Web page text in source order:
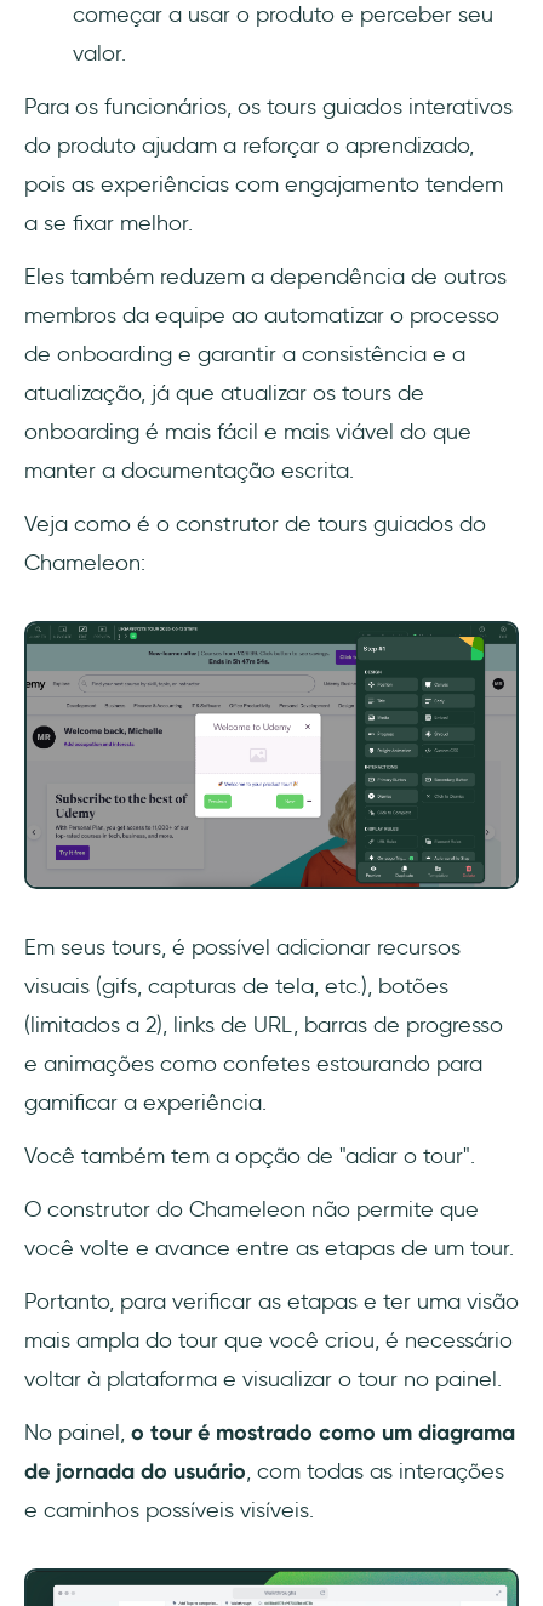
começar a usar o produto e perceber seu
valor.
Para os funcionários, os tours guiados interativos
do produto ajudam a reforçar o aprendizado,
pois as experiências com engajamento tendem
a se fixar melhor.
Eles também reduzem a dependência de outros
membros da equipe ao automatizar o processo
de onboarding e garantir a consistência e a
atualização, já que atualizar os tours de
onboarding é mais fácil e mais viável do que
manter a documentação escrita.
Veja como é o construtor de tours guiados do
Chameleon:
Em seus tours, é possível adicionar recursos
visuais (gifs, capturas de tela, etc.), botões
(limitados a 2), links de URL, barras de progresso
e animações como confetes estourando para
gamificar a experiência.
Você também tem a opção de "adiar o tour".
O construtor do Chameleon não permite que
você volte e avance entre as etapas de um tour.
Portanto, para verificar as etapas e ter uma visão
mais ampla do tour que você criou, é necessário
voltar à plataforma e visualizar o tour no painel.
No painel, o tour é mostrado como um diagrama
de jornada do usuário, com todas as interações
e caminhos possíveis visíveis.